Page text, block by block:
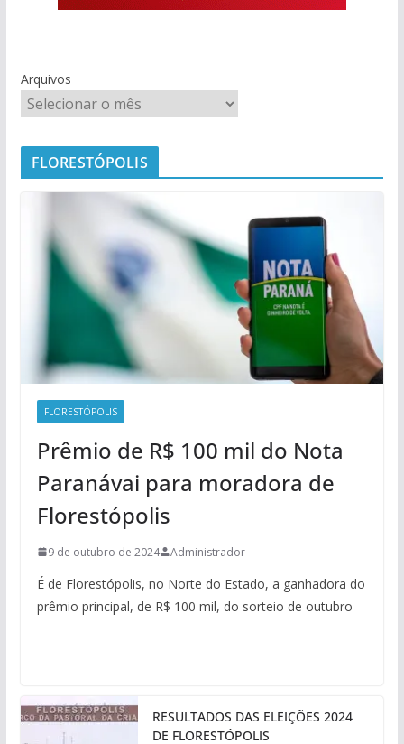
Arquivos
FLORESTÓPOLIS
FLORESTÓPOLIS
Prêmio de R$ 100 mil do Nota
Paranávai para moradora de
Florestópolis
9 de outubro de 2024 Administrador
É de Florestópolis, no Norte do Estado, a ganhadora do
prêmio principal, de R$ 100 mil, do sorteio de outubro
RESULTADOS DAS ELEIÇÕES 2024
DE FLORESTÓPOLIS